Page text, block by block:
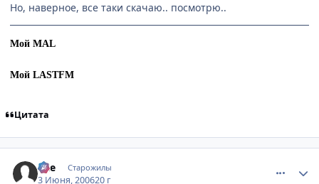
Но, наверное, все таки скачаю.. посмотрю..
Мой MAL
Мой LASTFM
Цитата
qZe Старожилы
3 Июня, 200620 г